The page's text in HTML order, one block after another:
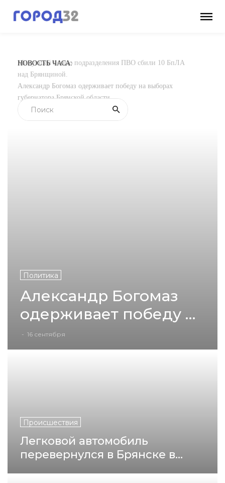
НОВОСТЬ ЧАСА:
Александр Богомаз одерживает победу на выборах
губернатора Брянской области
Минувшей ночью подразделения ПВО сбили 10 БпЛА
над Брянщиной.
Политика
Александр Богомаз
одерживает победу на
выборах губернатора
Брянской области
- 16 сентября
Происшествия
Легковой автомобиль
перевернулся в Брянске в